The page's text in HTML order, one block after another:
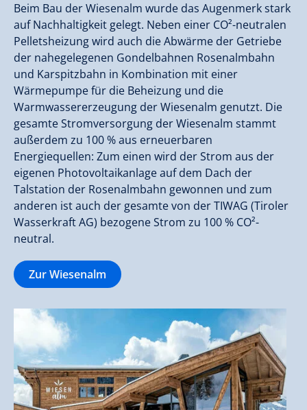
Beim Bau der Wiesenalm wurde das Augenmerk stark
auf Nachhaltigkeit gelegt. Neben einer CO²-neutralen
Pelletsheizung wird auch die Abwärme der Getriebe
der nahegelegenen Gondelbahnen Rosenalmbahn
und Karspitzbahn in Kombination mit einer
Wärmepumpe für die Beheizung und die
Warmwassererzeugung der Wiesenalm genutzt. Die
gesamte Stromversorgung der Wiesenalm stammt
außerdem zu 100 % aus erneuerbaren
Energiequellen: Zum einen wird der Strom aus der
eigenen Photovoltaikanlage auf dem Dach der
Talstation der Rosenalmbahn gewonnen und zum
anderen ist auch der gesamte von der TIWAG (Tiroler
Wasserkraft AG) bezogene Strom zu 100 % CO²-
neutral.
Zur Wiesenalm